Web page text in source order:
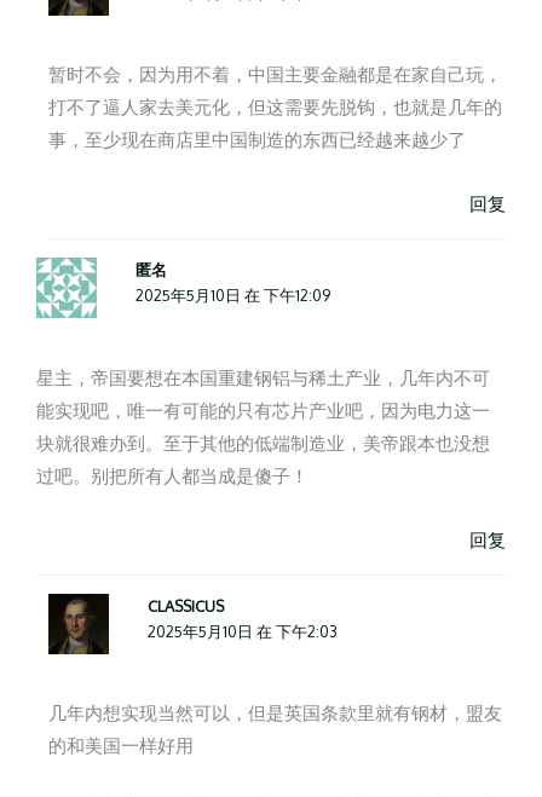
暂时不会，因为用不着，中国主要金融都是在家自己玩，
打不了逼人家去美元化，但这需要先脱钩，也就是几年的
事，至少现在商店里中国制造的东西已经越来越少了
回复
匿名
2025年5月10日 在 下午12:09
星主，帝国要想在本国重建钢铝与稀土产业，几年内不可
能实现吧，唯一有可能的只有芯片产业吧，因为电力这一
块就很难办到。至于其他的低端制造业，美帝跟本也没想
过吧。别把所有人都当成是傻子！
回复
CLASSICUS
2025年5月10日 在 下午2:03
几年内想实现当然可以，但是英国条款里就有钢材，盟友
的和美国一样好用